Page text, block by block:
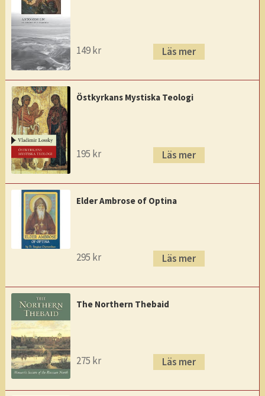
149kr Läs mer
Östkyrkans Mystiska Teologi
195 kr Läs mer
Elder Ambrose of Optina
295 kr Läs mer
The Northern Thebaid
275 kr Läs mer